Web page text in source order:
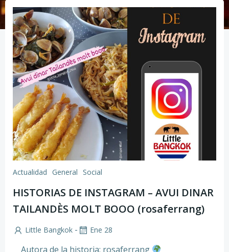
Actualidad General Social
HISTORIAS DE INSTAGRAM – AVUI DINAR
TAILANDÈS MOLT BOOO (rosaferrang)
Little Bangkok - Ene 28
Autora de la historia: rosaferrang